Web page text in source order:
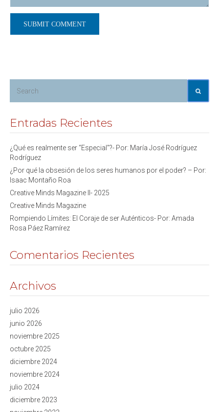
Entradas Recientes
¿Qué es realmente ser “Especial”?- Por: María José Rodríguez
Rodríguez
¿Por qué la obsesión de los seres humanos por el poder? – Por:
Isaac Montaño Roa
Creative Minds Magazine II- 2025
Creative Minds Magazine
Rompiendo Límites: El Coraje de ser Auténticos- Por: Amada
Rosa Páez Ramírez
Comentarios Recientes
Archivos
julio 2026
junio 2026
noviembre 2025
octubre 2025
diciembre 2024
noviembre 2024
julio 2024
diciembre 2023